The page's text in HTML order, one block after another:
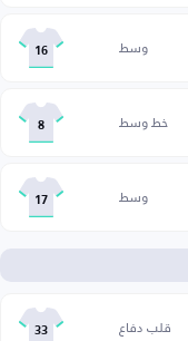
وسط 16
خط وسط 8
وسط 17
قلب دفاع 33